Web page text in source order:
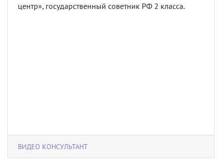
центр», государственный советник РФ 2 класса.
ВИДЕО КОНСУЛЬТАНТ